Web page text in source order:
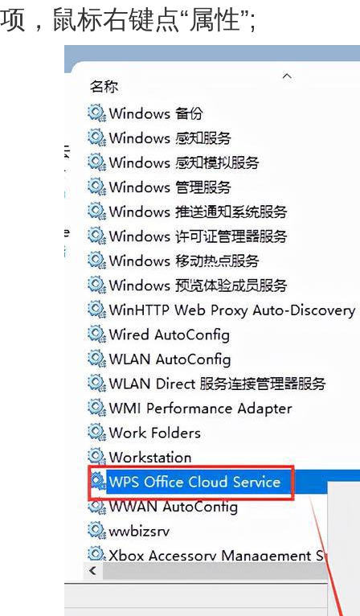
项，鼠标右键点“属性”;